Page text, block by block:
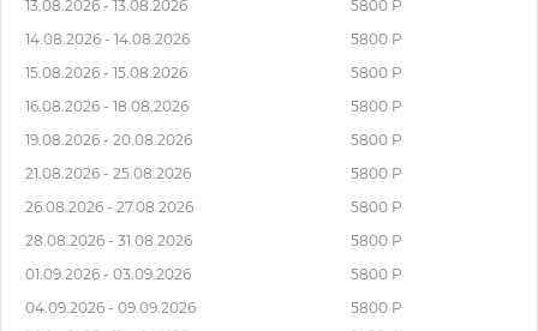
13.08.2026 - 13.08.2026
14.08.2026 - 14.08.2026
15.08.2026 - 15.08.2026
16.08.2026 - 18.08.2026
19.08.2026 - 20.08.2026
21.08.2026 - 25.08.2026
26.08.2026 - 27.08.2026
28.08.2026 - 31.08.2026
01.09.2026 - 03.09.2026
04.09.2026 - 09.09.2026
5800 Р
5800 Р
5800 Р
5800 Р
5800 Р
5800 Р
5800 Р
5800 Р
5800 Р
5800 Р